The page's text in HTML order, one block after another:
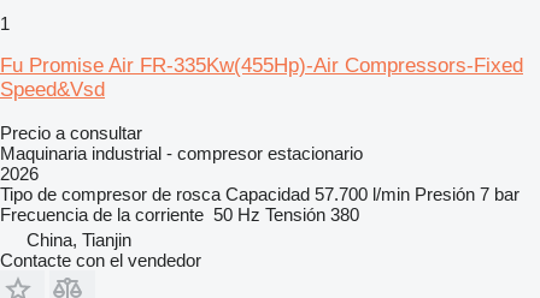
1
Fu Promise Air FR-335Kw(455Hp)-Air Compressors-Fixed
Speed&Vsd
Precio a consultar
Maquinaria industrial - compresor estacionario
2026
Tipo de compresor de rosca Capacidad 57.700 l/min Presión 7 bar
Frecuencia de la corriente 50 Hz Tensión 380
China, Tianjin
Contacte con el vendedor